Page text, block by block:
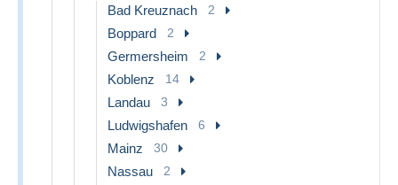
Bad Kreuznach 2
Boppard 2
Germersheim 2
Koblenz 14
Landau 3
Ludwigshafen 6
Mainz 30
Nassau 2